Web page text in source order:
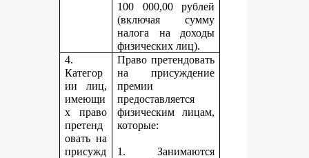
100 000,00 рублей
(включая сумму
налога на доходы
физических лиц).
4.
Категор
ии лиц,
имеющи
х право
претенд
овать на
присужд
Право претендовать
на присуждение
премии
предоставляется
физическим лицам,
которые:
1. Занимаются